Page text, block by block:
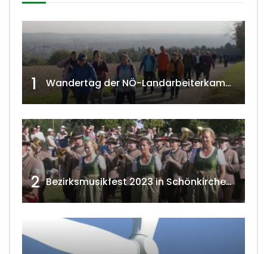
1 Wandertag der NÖ-Landarbeiterkammer in Hollabrunn 2024
2 Bezirksmusikfest 2023 in Schönkirchen-Reyersdorf